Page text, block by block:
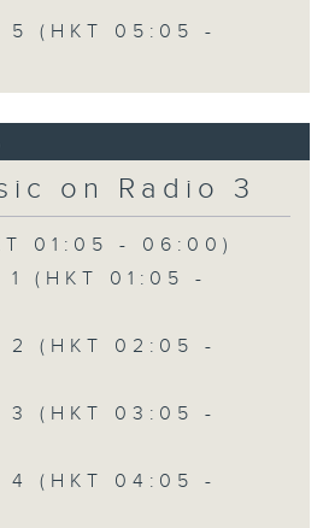
5 (HKT 05:05 -
on Radio 3
01:05 - 06:00)
1 (HKT 01:05 -
2 (HKT 02:05 -
3 (HKT 03:05 -
4 (HKT 04:05 -